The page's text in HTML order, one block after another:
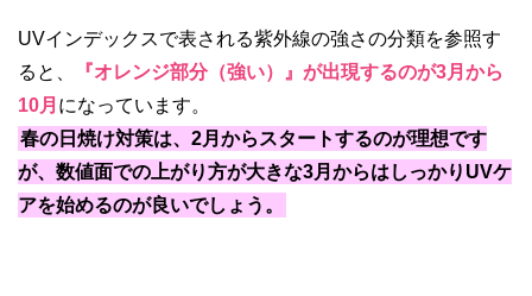
UVインデックスで表される紫外線の強さの分類を参照す
ると、
『オレンジ部分（強い）』が出現するのが3月から
10月 になっています。
春の日焼け対策は、2月からスタートするのが理想です
が、数値面での上がり方が大きな3月からはしっかりUVケ
アを始めるのが良いでしょう。